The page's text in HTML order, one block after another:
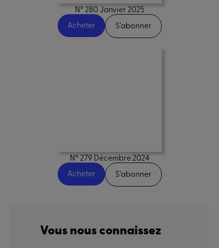
N° 280 Janvier 2025
Acheter
S'abonner
N° 279 Décembre 2024
Acheter
S'abonner
Vous nous connaissez